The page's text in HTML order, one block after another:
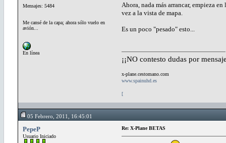
Mensajes: 5484
Me cansé de la capa; ahora sólo vuelo en
avión...
En línea
Ahora, nada más arrancar, empieza
vez a la vista de mapa.
Es un poco "pesado" esto...
¡¡NO contesto dudas por
x-plane.cestomano.com
www.spainuhd.es
[
05 Febrero, 2011, 16:45:01
PepeP
Usuario Iniciado
Re: X-Plane BETAS